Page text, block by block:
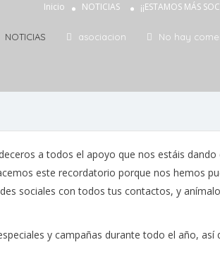
Inicio NOTICIAS ¡¡ESTAMOS MÁS
NOTICIAS asociacion No hay
a todos el apoyo que nos estáis
este recordatorio porque nos hemos
sociales con todos tus contactos, y
y campañas durante todo el año,